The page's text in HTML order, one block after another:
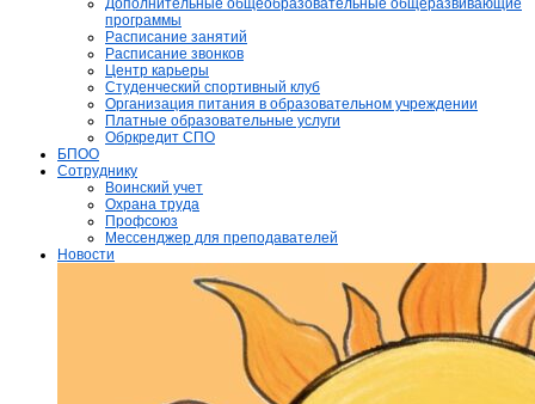
Дополнительные общеобразовательные общеразвивающие
программы
Расписание занятий
Расписание звонков
Центр карьеры
Студенческий спортивный клуб
Организация питания в образовательном учреждении
Платные образовательные услуги
Обркредит СПО
БПОО
Сотруднику
Воинский учет
Охрана труда
Профсоюз
Мессенджер для преподавателей
Новости